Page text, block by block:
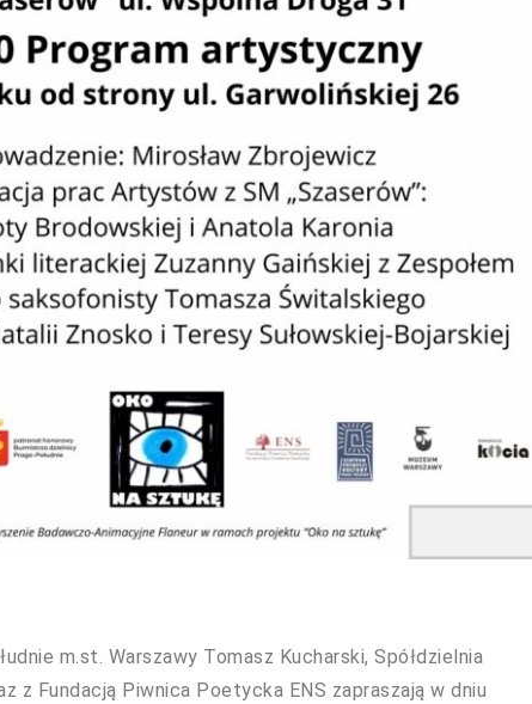
m.st. Warszawy Tomasz Kucharski, Spółdzielnia
z Fundacją Piwnica Poetycka ENS zapraszają w dniu